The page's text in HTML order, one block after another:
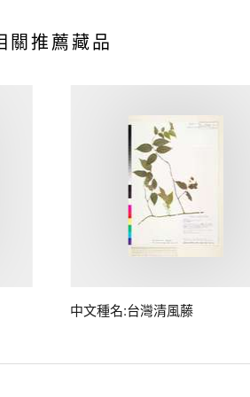
關推薦藏品
中文種名:台灣清風藤